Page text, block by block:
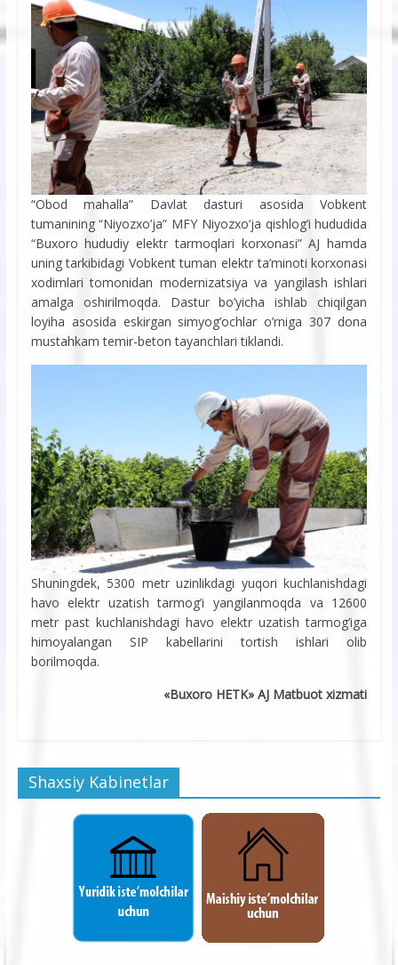
“Obod mahalla” Davlat dasturi asosida Vobkent
tumanining “Niyozxo’ja” MFY Niyozxo’ja qishlog’i hududida
“Buxoro hududiy elektr tarmoqlari korxonasi” AJ hamda
uning tarkibidagi Vobkent tuman elektr ta’minoti korxonasi
xodimlari tomonidan modernizatsiya va yangilash ishlari
amalga oshirilmoqda. Dastur bo’yicha ishlab chiqilgan
loyiha asosida eskirgan simyog’ochlar o’rniga 307 dona
mustahkam temir-beton tayanchlari tiklandi.
Shuningdek, 5300 metr uzinlikdagi yuqori kuchlanishdagi
havo elektr uzatish tarmog’i yangilanmoqda va 12600
metr past kuchlanishdagi havo elektr uzatish tarmog’iga
himoyalangan SIP kabellarini tortish ishlari olib
borilmoqda.
«Buxoro HETK» AJ Matbuot xizmati
Shaxsiy Kabinetlar